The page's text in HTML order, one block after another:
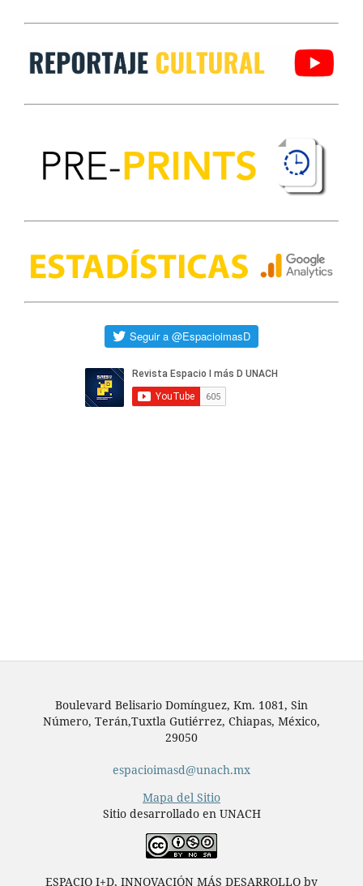
Boulevard Belisario Domínguez, Km. 1081, Sin
Número, Terán,Tuxtla Gutiérrez, Chiapas, México,
29050
espacioimasd@unach.mx
Mapa del Sitio
Sitio desarrollado en UNACH
ESPACIO I+D, INNOVACIÓN MÁS DESARROLLO by